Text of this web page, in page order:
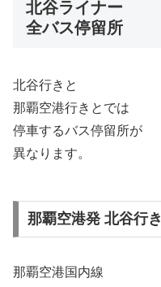
北谷ライナー
全バス停留所
北谷行きと
那覇空港行きとでは
停車するバス停留所が
異なります。
那覇空港発 北谷行き
那覇空港国内線